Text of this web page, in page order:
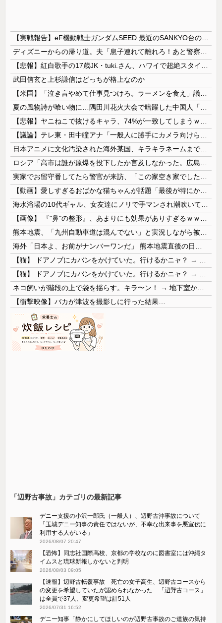
武田信玄と上杉謙信はどっちが格上なのか
【衝撃映像】バカが津波を撮影しに行った結果…
「辺野古事故」カテゴリの最新記事
デニー支援の小沢一郎氏（一般人）、辺野古沖事故について
「玉城デニー知事の責任ではないが、不幸な出来事を悪宣伝に
利用する人がいる」
2026/08/07 20:47
【恐怖】同志社国際高校、京都の学校なのに図書室には沖縄タ
イムスと琉球新報しかないと判明
2026/08/03 09:05
【速報】辺野古転覆事故 死亡の女子高生、辺野古コースから
の変更を希望していたが認められなかった 「辺野古コース」
は全員で37人、変更希望は計51人
2026/07/31 16:52
デニー知事「静かにしてほしいのが辺野古事故のご遺族の気持